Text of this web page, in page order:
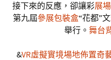
接下來的反應，卻讓彩展
第九屆參展包裝盒“花都”文
舉行。 舞台
&VR虛擬實境場地佈置奇